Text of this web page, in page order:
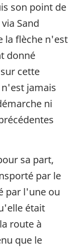
son point de
Sand
la flèche n'est
donné
cette
jamais
ni
sa part,
par le
par l'une ou
était
route à
que le